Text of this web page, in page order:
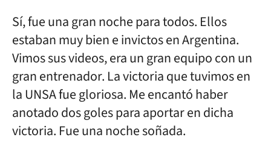
Sí, fue una gran noche para todos. Ellos
estaban muy bien e invictos en Argentina.
Vimos sus videos, era un gran equipo con un
gran entrenador. La victoria que tuvimos en
la UNSA fue gloriosa. Me encantó haber
anotado dos goles para aportar en dicha
victoria. Fue una noche soñada.